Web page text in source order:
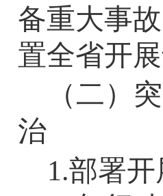
备重大事
置全省开
（二）
治
1.部署